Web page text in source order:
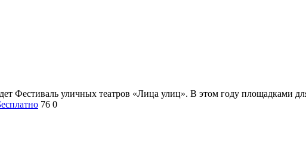
Фестиваль уличных театров «Лица улиц». В этом году площадками
76 0